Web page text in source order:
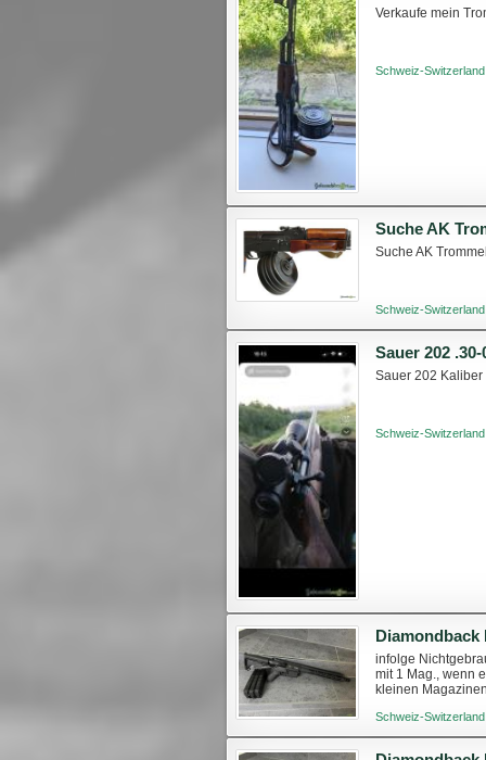
Verkaufe mein
Schweiz-
Suche AK
Suche AK
Schweiz-
Sauer 202
Sauer 202
Schweiz-
Diamondback
infolge
mit 1 Mag., wenn
kleinen
Schweiz-